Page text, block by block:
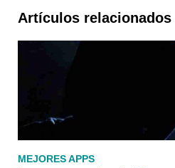
Artículos relacionados
MEJORES APPS